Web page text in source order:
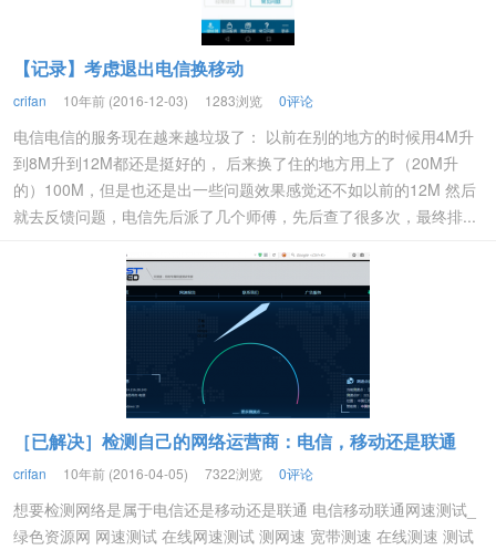
【记录】考虑退出电信换移动
crifan 10年前 (2016-12-03) 1283浏览 0评论
电信电信的服务现在越来越垃圾了： 以前在别的地方的时候用4M升
到8M升到12M都还是挺好的， 后来换了住的地方用上了（20M升
的）100M，但是也还是出一些问题效果感觉还不如以前的12M 然后
就去反馈问题，电信先后派了几个师傅，先后查了很多次，最终排...
［已解决］检测自己的网络运营商：电信，移动还是联通
crifan 10年前 (2016-04-05) 7322浏览 0评论
想要检测网络是属于电信还是移动还是联通 电信移动联通网速测试_
绿色资源网 网速测试 在线网速测试 测网速 宽带测速 在线测速 测试